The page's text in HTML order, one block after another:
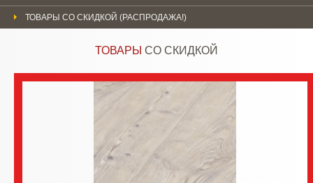
ТОВАРЫ СО СКИДКОЙ (РАСПРОДАЖА!)
ТОВАРЫ СО СКИДКОЙ